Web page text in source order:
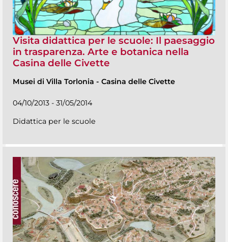
Visita didattica per le scuole: Il paesaggio
in trasparenza. Arte e botanica nella
Casina delle Civette
Musei di Villa Torlonia - Casina delle Civette
04/10/2013 - 31/05/2014
Didattica per le scuole